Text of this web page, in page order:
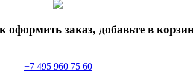
оформить заказ, добавьте в
+7 495 960 75 60